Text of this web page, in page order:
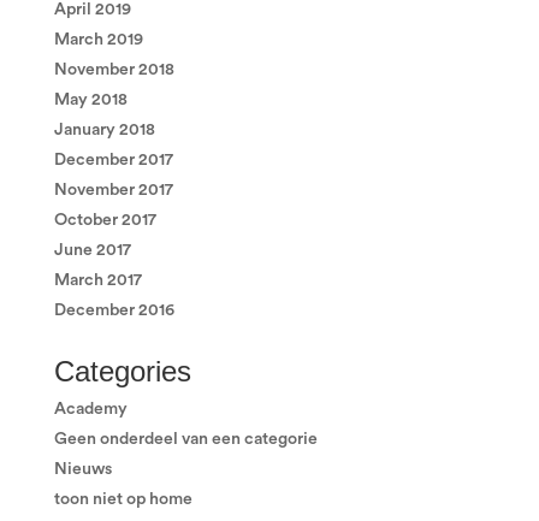
April 2019
March 2019
November 2018
May 2018
January 2018
December 2017
November 2017
October 2017
June 2017
March 2017
December 2016
Categories
Academy
Geen onderdeel van een categorie
Nieuws
toon niet op home